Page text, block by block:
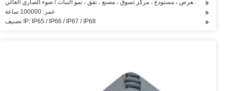
السفن ، معرض ، مستودع ، مركز تسوق ، مصنع ، نفق ، نمو النبات / ضوء الصاري العالي
عمر: 100000 ساعة
تصنيف IP: IP65 / IP66 / IP67 / IP68